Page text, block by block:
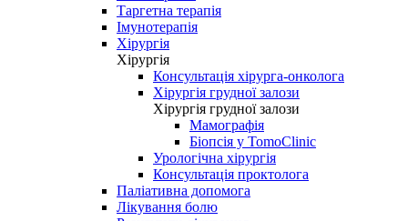
Таргетна терапія
Імунотерапія
Хірургія
Хірургія
Консультація хірурга-онколога
Хірургія грудної залози
Хірургія грудної залози
Мамографія
Біопсія у TomoClinic
Урологічна хірургія
Консультація проктолога
Паліативна допомога
Лікування болю